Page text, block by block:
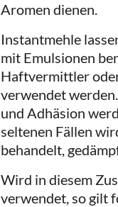
Aromen dienen.
Instantmehle
mit Emulsionen
Haftvermittler
verwendet
und Adhäsion
seltenen Fällen
behandelt,
Wird in diesem
verwendet, so gilt